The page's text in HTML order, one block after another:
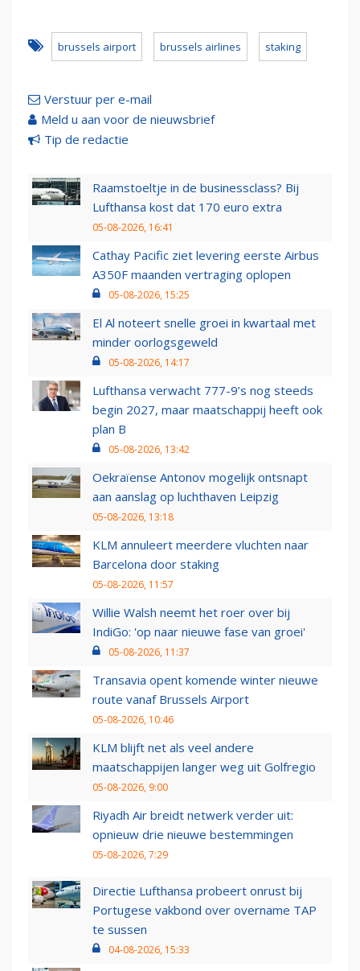
brussels airport brussels airlines staking
Verstuur per e-mail
Meld u aan voor de nieuwsbrief
Tip de redactie
Raamstoeltje in de businessclass? Bij
Lufthansa kost dat 170 euro extra
05-08-2026, 16:41
Cathay Pacific ziet levering eerste Airbus
A350F maanden vertraging oplopen
05-08-2026, 15:25
El Al noteert snelle groei in kwartaal met
minder oorlogsgeweld
05-08-2026, 14:17
Lufthansa verwacht 777-9’s nog steeds
begin 2027, maar maatschappij heeft ook
plan B
05-08-2026, 13:42
Oekraïense Antonov mogelijk ontsnapt
aan aanslag op luchthaven Leipzig
05-08-2026, 13:18
KLM annuleert meerdere vluchten naar
Barcelona door staking
05-08-2026, 11:57
Willie Walsh neemt het roer over bij
IndiGo: 'op naar nieuwe fase van groei'
05-08-2026, 11:37
Transavia opent komende winter nieuwe
route vanaf Brussels Airport
05-08-2026, 10:46
KLM blijft net als veel andere
maatschappijen langer weg uit Golfregio
05-08-2026, 9:00
Riyadh Air breidt netwerk verder uit:
opnieuw drie nieuwe bestemmingen
05-08-2026, 7:29
Directie Lufthansa probeert onrust bij
Portugese vakbond over overname TAP
te sussen
04-08-2026, 15:33